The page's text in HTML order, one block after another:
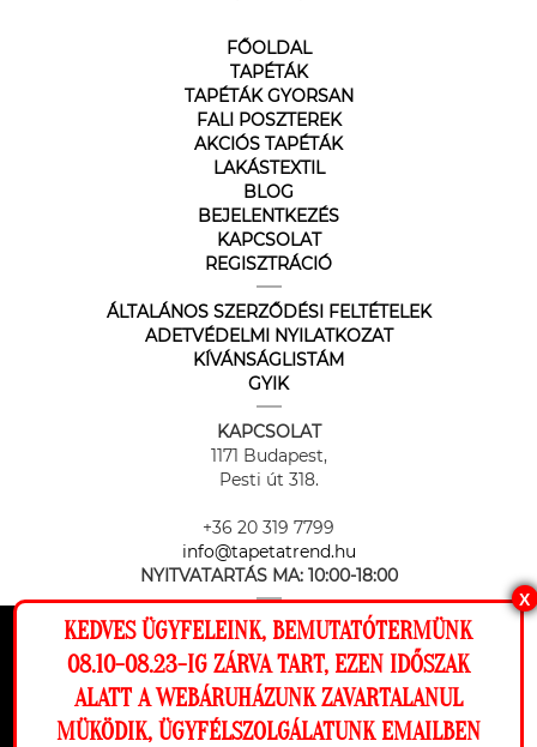
Ez a weboldal cookie-kat használ, hogy a
lehető legjobb élményt nyújtsa honlapunkon.
Beállítások
FŐOLDAL
TAPÉTÁK
TAPÉTÁK GYORSAN
FALI POSZTEREK
AKCIÓS TAPÉTÁK
LAKÁSTEXTIL
BLOG
BEJELENTKEZÉS
KAPCSOLAT
REGISZTRÁCIÓ
ÁLTALÁNOS SZERZŐDÉSI FELTÉTELEK
ADETVÉDELMI NYILATKOZAT
KÍVÁNSÁGLISTÁM
GYIK
KAPCSOLAT
1171 Budapest,
Pesti út 318.
+36 20 319 7799
info@tapetatrend.hu
NYITVATARTÁS MA: 10:00-18:00
Az online fizetést a Barion Payment Zrt. biztosítja, MNB engedély
X
KEDVES ÜGYFELEINK, BEMUTATÓTERMÜNK
08.10-08.23-IG ZÁRVA TART, EZEN IDŐSZAK
ALATT A WEBÁRUHÁZUNK ZAVARTALANUL
MÜKÖDIK, ÜGYFÉLSZOLGÁLATUNK EMAILBEN